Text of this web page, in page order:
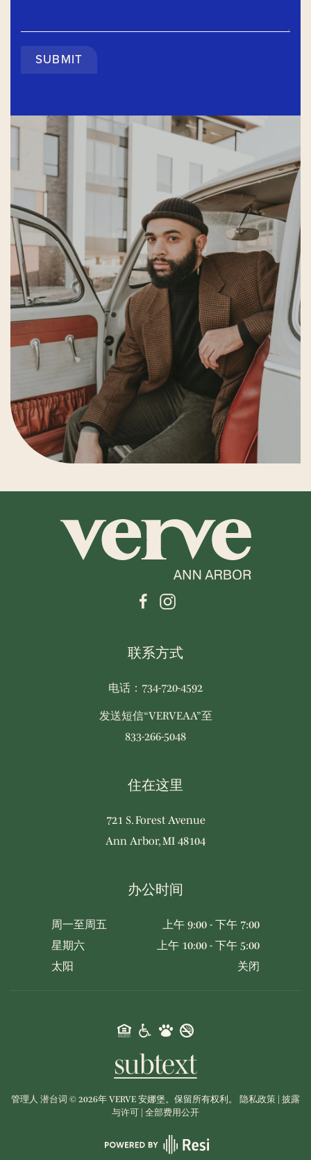
SUBMIT
联系方式
电话：734-720-4592
发送短信“VERVEAA”至
833-266-5048
住在这里
721 S. Forest Avenue
Ann Arbor, MI 48104
办公时间
周一至周五
上午 9:00 - 下午 7:00
星期六
上午 10:00 - 下午 5:00
太阳
关闭
管理人 潜台词 © 2026年 VERVE 安娜堡。保留所有权利。 隐私政策 披露
与许可 全部费用公开